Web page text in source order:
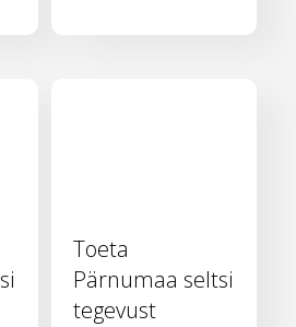
Toeta
Pärnumaa seltsi
tegevust